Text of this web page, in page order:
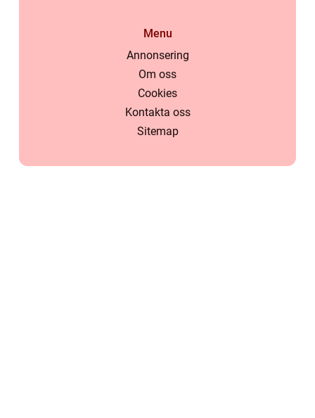
Menu
Annonsering
Om oss
Cookies
Kontakta oss
Sitemap